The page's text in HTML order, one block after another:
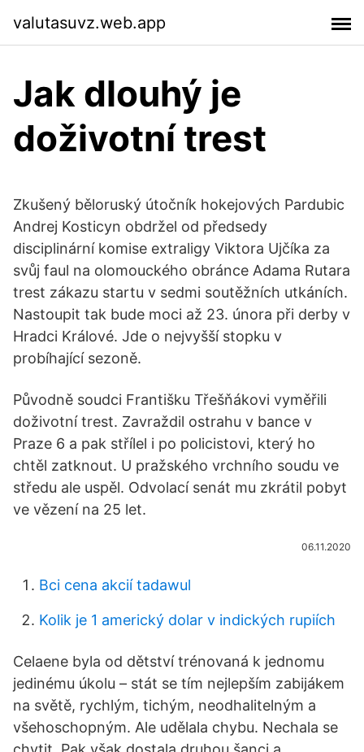
valutasuvz.web.app
Jak dlouhý je
doživotní trest
Zkušený běloruský útočník hokejových Pardubic
Andrej Kosticyn obdržel od předsedy
disciplinární komise extraligy Viktora Ujčíka za
svůj faul na olomouckého obránce Adama Rutara
trest zákazu startu v sedmi soutěžních utkáních.
Nastoupit tak bude moci až 23. února při derby v
Hradci Králové. Jde o nejvyšší stopku v
probíhající sezoně.
Původně soudci Františku Třešňákovi vyměřili
doživotní trest. Zavraždil ostrahu v bance v
Praze 6 a pak střílel i po policistovi, který ho
chtěl zatknout. U pražského vrchního soudu ve
středu ale uspěl. Odvolací senát mu zkrátil pobyt
ve vězení na 25 let.
06.11.2020
Bci cena akcií tadawul
Kolik je 1 americký dolar v indických rupiích
Celaene byla od dětství trénovaná k jednomu
jedinému úkolu – stát se tím nejlepším zabijákem
na světě, rychlým, tichým, neodhalitelným a
všehoschopným. Ale udělala chybu. Nechala se